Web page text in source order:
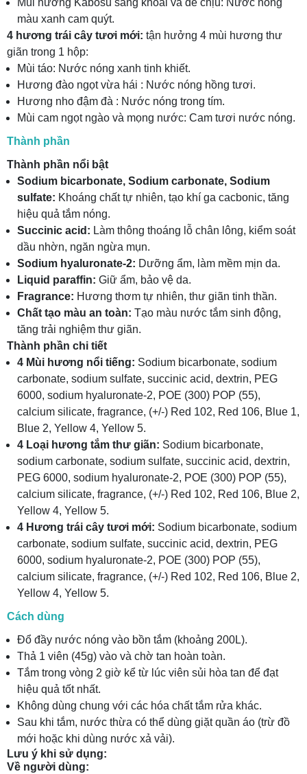
Mùi hương Kabosu sảng khoái và dễ chịu: Nước nóng
màu xanh cam quýt.
4 hương trái cây tươi mới: tận hưởng 4 mùi hương thư
giãn trong 1 hộp:
Mùi táo: Nước nóng xanh tinh khiết.
Hương đào ngọt vừa hái : Nước nóng hồng tươi.
Hương nho đậm đà : Nước nóng trong tím.
Mùi cam ngọt ngào và mọng nước: Cam tươi nước nóng.
Thành phần
Thành phần nổi bật
Sodium bicarbonate, Sodium carbonate, Sodium
sulfate: Khoáng chất tự nhiên, tạo khí ga cacbonic, tăng
hiệu quả tắm nóng.
Succinic acid: Làm thông thoáng lỗ chân lông, kiểm soát
dầu nhờn, ngăn ngừa mụn.
Sodium hyaluronate-2: Dưỡng ẩm, làm mềm mịn da.
Liquid paraffin: Giữ ẩm, bảo vệ da.
Fragrance: Hương thơm tự nhiên, thư giãn tinh thần.
Chất tạo màu an toàn: Tạo màu nước tắm sinh động,
tăng trải nghiệm thư giãn.
Thành phần chi tiết
4 Mùi hương nổi tiếng: Sodium bicarbonate, sodium
carbonate, sodium sulfate, succinic acid, dextrin, PEG
6000, sodium hyaluronate-2, POE (300) POP (55),
calcium silicate, fragrance, (+/-) Red 102, Red 106, Blue 1,
Blue 2, Yellow 4, Yellow 5.
4 Loại hương tắm thư giãn: Sodium bicarbonate,
sodium carbonate, sodium sulfate, succinic acid, dextrin,
PEG 6000, sodium hyaluronate-2, POE (300) POP (55),
calcium silicate, fragrance, (+/-) Red 102, Red 106, Blue 2,
Yellow 4, Yellow 5.
4 Hương trái cây tươi mới: Sodium bicarbonate, sodium
carbonate, sodium sulfate, succinic acid, dextrin, PEG
6000, sodium hyaluronate-2, POE (300) POP (55),
calcium silicate, fragrance, (+/-) Red 102, Red 106, Blue 2,
Yellow 4, Yellow 5.
Cách dùng
Đổ đầy nước nóng vào bồn tắm (khoảng 200L).
Thả 1 viên (45g) vào và chờ tan hoàn toàn.
Tắm trong vòng 2 giờ kể từ lúc viên sủi hòa tan để đạt
hiệu quả tốt nhất.
Không dùng chung với các hóa chất tắm rửa khác.
Sau khi tắm, nước thừa có thể dùng giặt quần áo (trừ đồ
mới hoặc khi dùng nước xả vải).
Lưu ý khi sử dụng:
Về người dùng: